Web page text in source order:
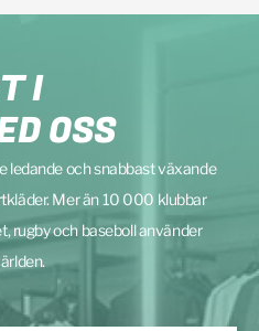
I
OSS
ledande och snabbast växande
Mer än 10 000 klubbar
rugby och baseboll använder